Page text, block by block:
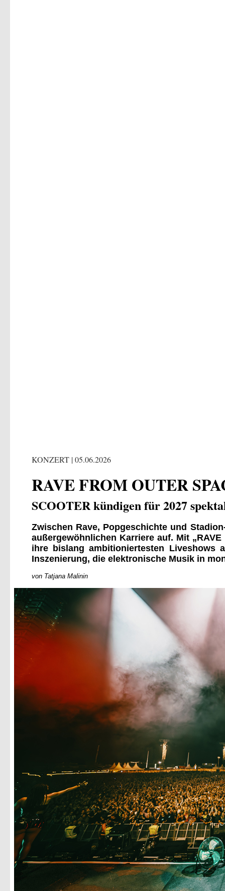
KONZERT | 05.06.2026
RAVE FROM OUTER
SCOOTER kündigen für 2027
Zwischen Rave, Popgeschichte und
außergewöhnlichen Karriere auf. Mit
ihre bislang ambitioniertesten Liveshows
Inszenierung, die elektronische Musik in
von Tatjana Malinin